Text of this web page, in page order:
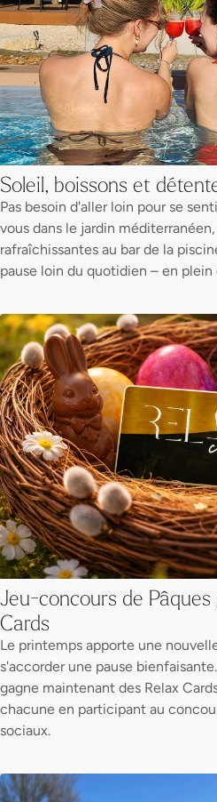
Soleil, boissons et
Pas besoin d'aller loin pour se
vous dans le jardin
rafraîchissantes au bar de la
pause loin du quotidien – en
Jeu-concours de
Cards
Le printemps apporte une
s'accorder une pause
gagne maintenant des Relax
chacune en participant au
sociaux.